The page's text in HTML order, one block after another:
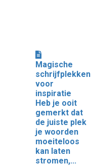
Magische
schrijfplekken
voor
inspiratie
Heb je ooit
gemerkt dat
de juiste plek
je woorden
moeiteloos
kan laten
stromen,...